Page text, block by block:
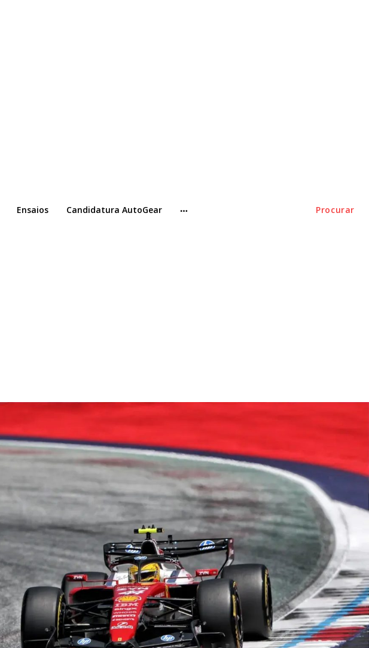
Procurar
Ensaios Candidatura AutoGear